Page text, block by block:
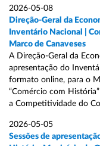
2026-05-08
Direção-Geral da
Inventário Nacional |
Marco de Canaveses
A Direção-Geral da
apresentação do
formato online, para o
“Comércio com
a Competitividade do
2026-05-05
Sessões de